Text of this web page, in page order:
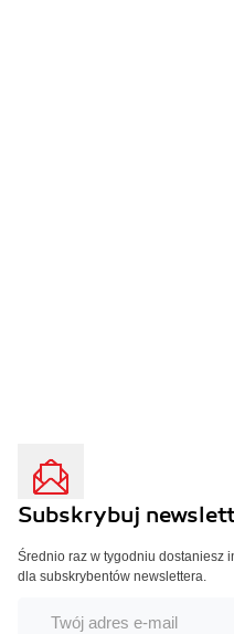
Subskrybuj
Średnio raz w tygodniu dostaniesz
dla subskrybentów newslettera.